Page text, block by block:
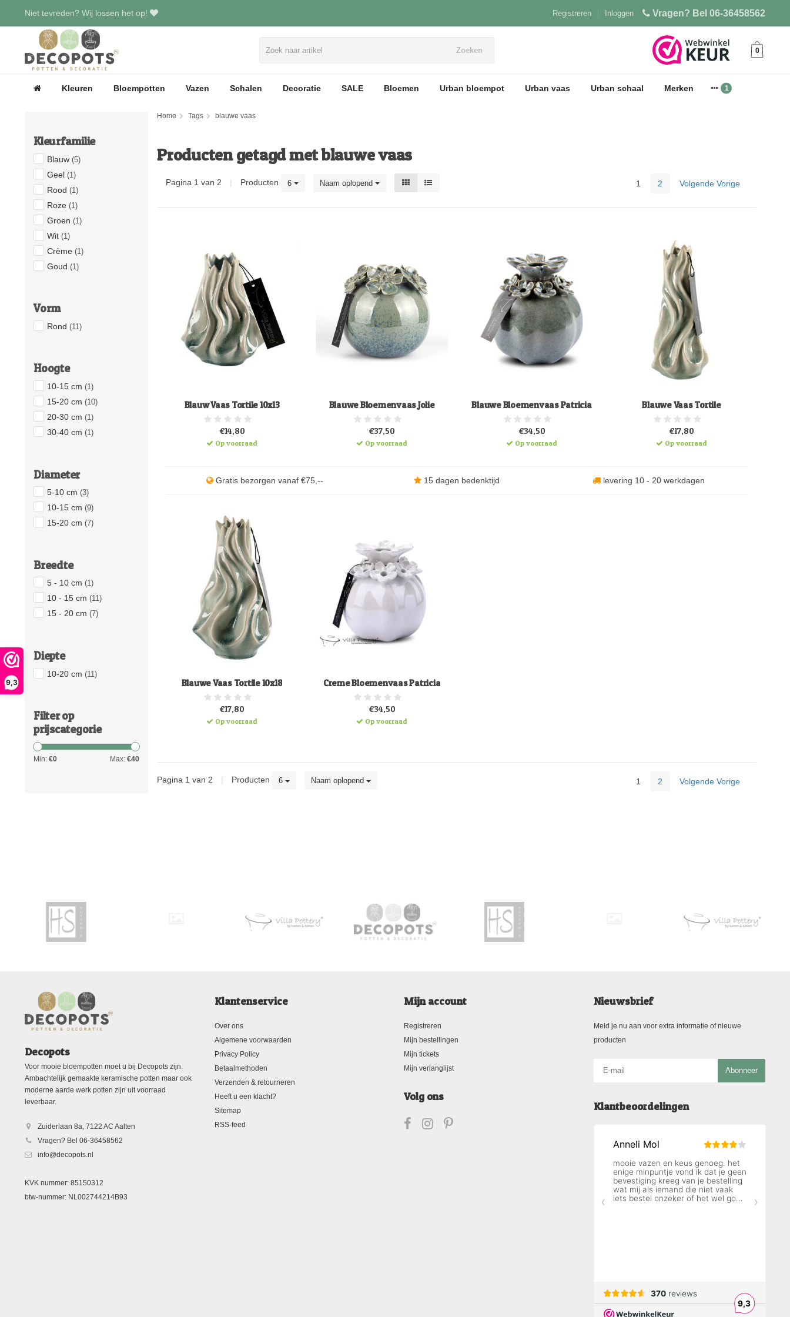
9,3
Niet tevreden? Wij lossen het op! Vragen? Bel 06-36458562
Inloggen
Registreren
Zoeken 0
Kleuren Bloempotten Vazen Schalen Decoratie SALE Bloemen Urban bloempot Urban vaas Urban schaal Merken
Kleurfamilie
Blauw (5)
Geel (1)
Rood (1)
Roze (1)
Groen (1)
Wit (1)
Crème (1)
Goud (1)
Vorm
Rond (11)
Hoogte
10-15 cm (1)
15-20 cm (10)
20-30 cm (1)
30-40 cm (1)
Diameter
5-10 cm (3)
10-15 cm (9)
15-20 cm (7)
Breedte
5 - 10 cm (1)
10 - 15 cm (11)
15 - 20 cm (7)
Diepte
10-20 cm (11)
Filter op
prijscategorie
Min: €0 Max: €40
Home Tags blauwe vaas
Producten getagd met blauwe vaas
Pagina 1 van 2 | Producten 6 Naam oplopend 1 2 Volgende Vorige
Blauw Vaas Tortile 10x13
€14,80
Op voorraad
Blauwe Bloemenvaas Jolie
€37,50
Op voorraad
Blauwe Bloemenvaas Patricia
€34,50
Op voorraad
Blauwe Vaas Tortile
€17,80
Op voorraad
Gratis bezorgen vanaf €75,-- 15 dagen bedenktijd levering 10 - 20 werkdagen
Blauwe Vaas Tortile 10x18
€17,80
Op voorraad
Creme Bloemenvaas Patricia
€34,50
Op voorraad
Pagina 1 van 2 | Producten 6 Naam oplopend 1 2 Volgende Vorige
Decopots
Voor mooie bloempotten moet u bij Decopots zijn.
Ambachtelijk gemaakte keramische potten maar ook
moderne aarde werk potten zijn uit voorraad
leverbaar.
Zuiderlaan 8a, 7122 AC Aalten
Vragen? Bel 06-36458562
info@decopots.nl
KVK nummer: 85150312
btw-nummer: NL002744214B93
Klantenservice
Over ons
Algemene voorwaarden
Privacy Policy
Betaalmethoden
Verzenden & retourneren
Heeft u een klacht?
Sitemap
RSS-feed
Mijn account
Registreren
Mijn bestellingen
Mijn tickets
Mijn verlanglijst
Volg ons
Nieuwsbrief
Meld je nu aan voor extra informatie of nieuwe
producten
Abonneer
Klantbeoordelingen